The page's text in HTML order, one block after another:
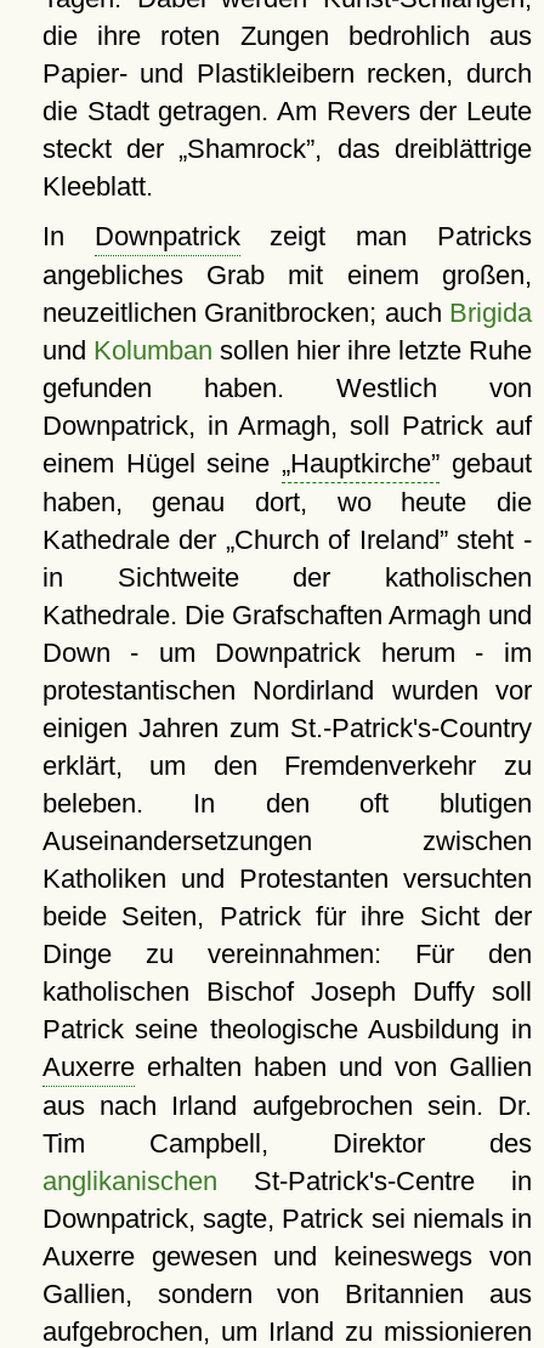
die ihre roten Zungen bedrohlich aus
Papier- und Plastikleibern recken, durch
die Stadt getragen. Am Revers der Leute
steckt der Shamrock , das dreiblättrige
Kleeblatt.
In Downpatrickzeigt man Patricks
angebliches Grab mit einem großen,
neuzeitlichen Granitbrocken; auch Brigida
und Kolumban sollen hier ihre letzte Ruhe
gefunden haben. Westlich von
Downpatrick, in Armagh, soll Patrick auf
einem Hügel seine Hauptkirche
gebaut
haben, genau dort, wo heute die
Kathedrale der Church of Ireland steht -
in Sichtweite der katholischen
Kathedrale. Die Grafschaften Armagh und
Down - um Downpatrick herum - im
protestantischen Nordirland wurden vor
einigen Jahren zum St.-Patrick's-Country
erklärt, um den Fremdenverkehr zu
beleben. In den oft blutigen
Auseinandersetzungen zwischen
Katholiken und Protestanten versuchten
beide Seiten, Patrick für ihre Sicht der
Dinge zu vereinnahmen: Für den
katholischen Bischof Joseph Duffy soll
Patrick seine theologische Ausbildung in
Auxerreerhalten haben und von Gallien
aus nach Irland aufgebrochen sein. Dr.
Tim Campbell, Direktor des
anglikanischen St-Patrick's-Centre in
Downpatrick, sagte, Patrick sei niemals in
Auxerre gewesen und keineswegs von
Gallien, sondern von Britannien aus
aufgebrochen, um Irland zu missionieren